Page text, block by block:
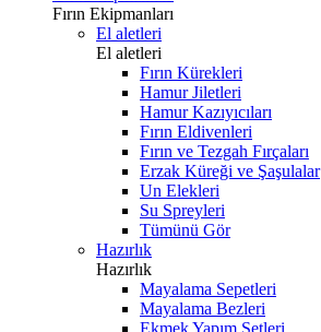
Fırın Ekipmanları
El aletleri
El aletleri
Fırın Kürekleri
Hamur Jiletleri
Hamur Kazıyıcıları
Fırın Eldivenleri
Fırın ve Tezgah Fırçaları
Erzak Küreği ve Şaşulalar
Un Elekleri
Su Spreyleri
Tümünü Gör
Hazırlık
Hazırlık
Mayalama Sepetleri
Mayalama Bezleri
Ekmek Yapım Setleri